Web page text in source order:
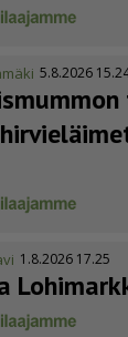
5.8.2026
1.8.2026 17.25